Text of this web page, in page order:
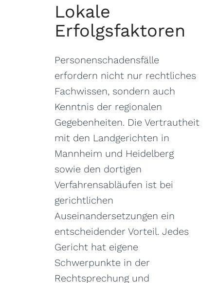
Lokale
Erfolgsfaktoren
Personenschadensfälle
erfordern nicht nur rechtliches
Fachwissen, sondern auch
Kenntnis der regionalen
Gegebenheiten. Die Vertrautheit
mit den Landgerichten in
Mannheim und Heidelberg
sowie den dortigen
Verfahrensabläufen ist bei
gerichtlichen
Auseinandersetzungen ein
entscheidender Vorteil. Jedes
Gericht hat eigene
Schwerpunkte in der
Rechtsprechung und